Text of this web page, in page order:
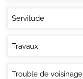
Servitude
Travaux
Trouble de voisinage